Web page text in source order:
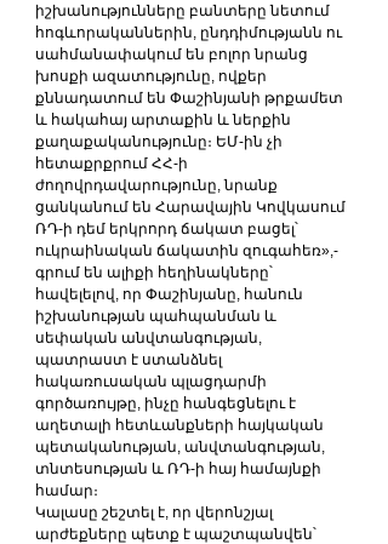
իշխանությունները բանտերը նետում
հոգևորականներին, ընդդիմությանն ու
սահմանափակում են բոլոր նրանց
խոսքի ազատությունը, ովքեր
քննադատում են Փաշինյանի թրքամետ
և հակահայ արտաքին և ներքին
քաղաքականությունը։ ԵՄ-ին չի
հետաքրքրում ՀՀ-ի
ժողովրդավարությունը, նրանք
ցանկանում են Հարավային Կովկասում
ՌԴ-ի դեմ երկրորդ ճակատ բացել՝
ուկրաինական ճակատին զուգահեռ»,-
գրում են ալիքի հեղինակները՝
հավելելով, որ Փաշինյանը, հանուն
իշխանության պահպանման և
սեփական անվտանգության,
պատրաստ է ստանձնել
հակառուսական պլացդարմի
գործառույթը, ինչը հանգեցնելու է
աղետալի հետևանքների հայկական
պետականության, անվտանգության,
տնտեսության և ՌԴ-ի հայ համայնքի
համար։
Կալասը շեշտել է, որ վերոնշյալ
արժեքները պետք է պաշտպանվեն՝